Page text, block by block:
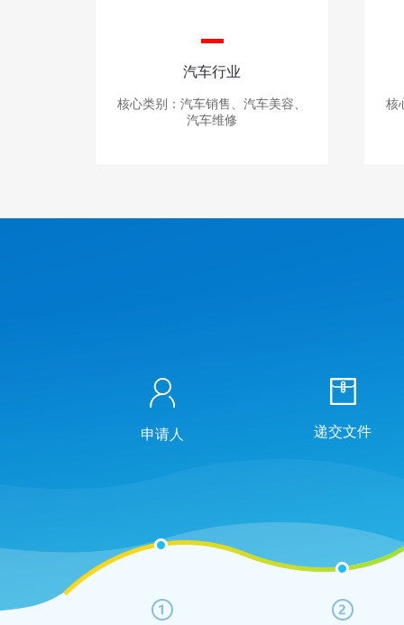
汽车行业
核心类别：汽车销售、汽车美容、
汽车维修
核
申请人 递交文件